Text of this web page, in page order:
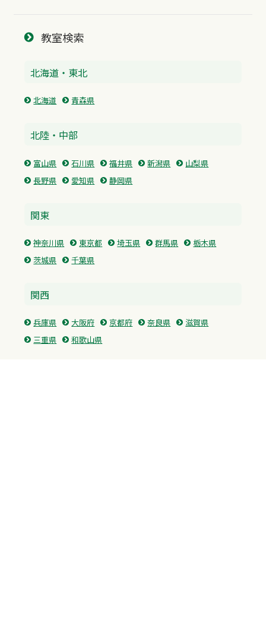
教室検索
北海道・東北
北海道 青森県
北陸・中部
富山県 石川県 福井県 新潟県
山梨県
長野県
愛知県 静岡県
関東
神奈川県 東京都 埼玉県 群馬県
栃木県
茨城県
千葉県
関西
兵庫県 大阪府 京都府 奈良県
滋賀県
三重県
和歌山県